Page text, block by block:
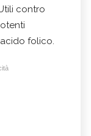
contro
folico.